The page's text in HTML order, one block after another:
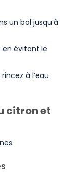
un bol jusqu’à
en évitant le
à l’eau
citron et